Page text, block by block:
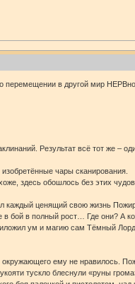
перемещении в другой мир
Результат всё тот же –
чары сканирования.
здесь обошлось без этих
каждый ценящий свою жизнь
в бой в полный рост… Где они?
ум и магию сам Тёмный
ему не нравилось.
тускло блеснули «руны